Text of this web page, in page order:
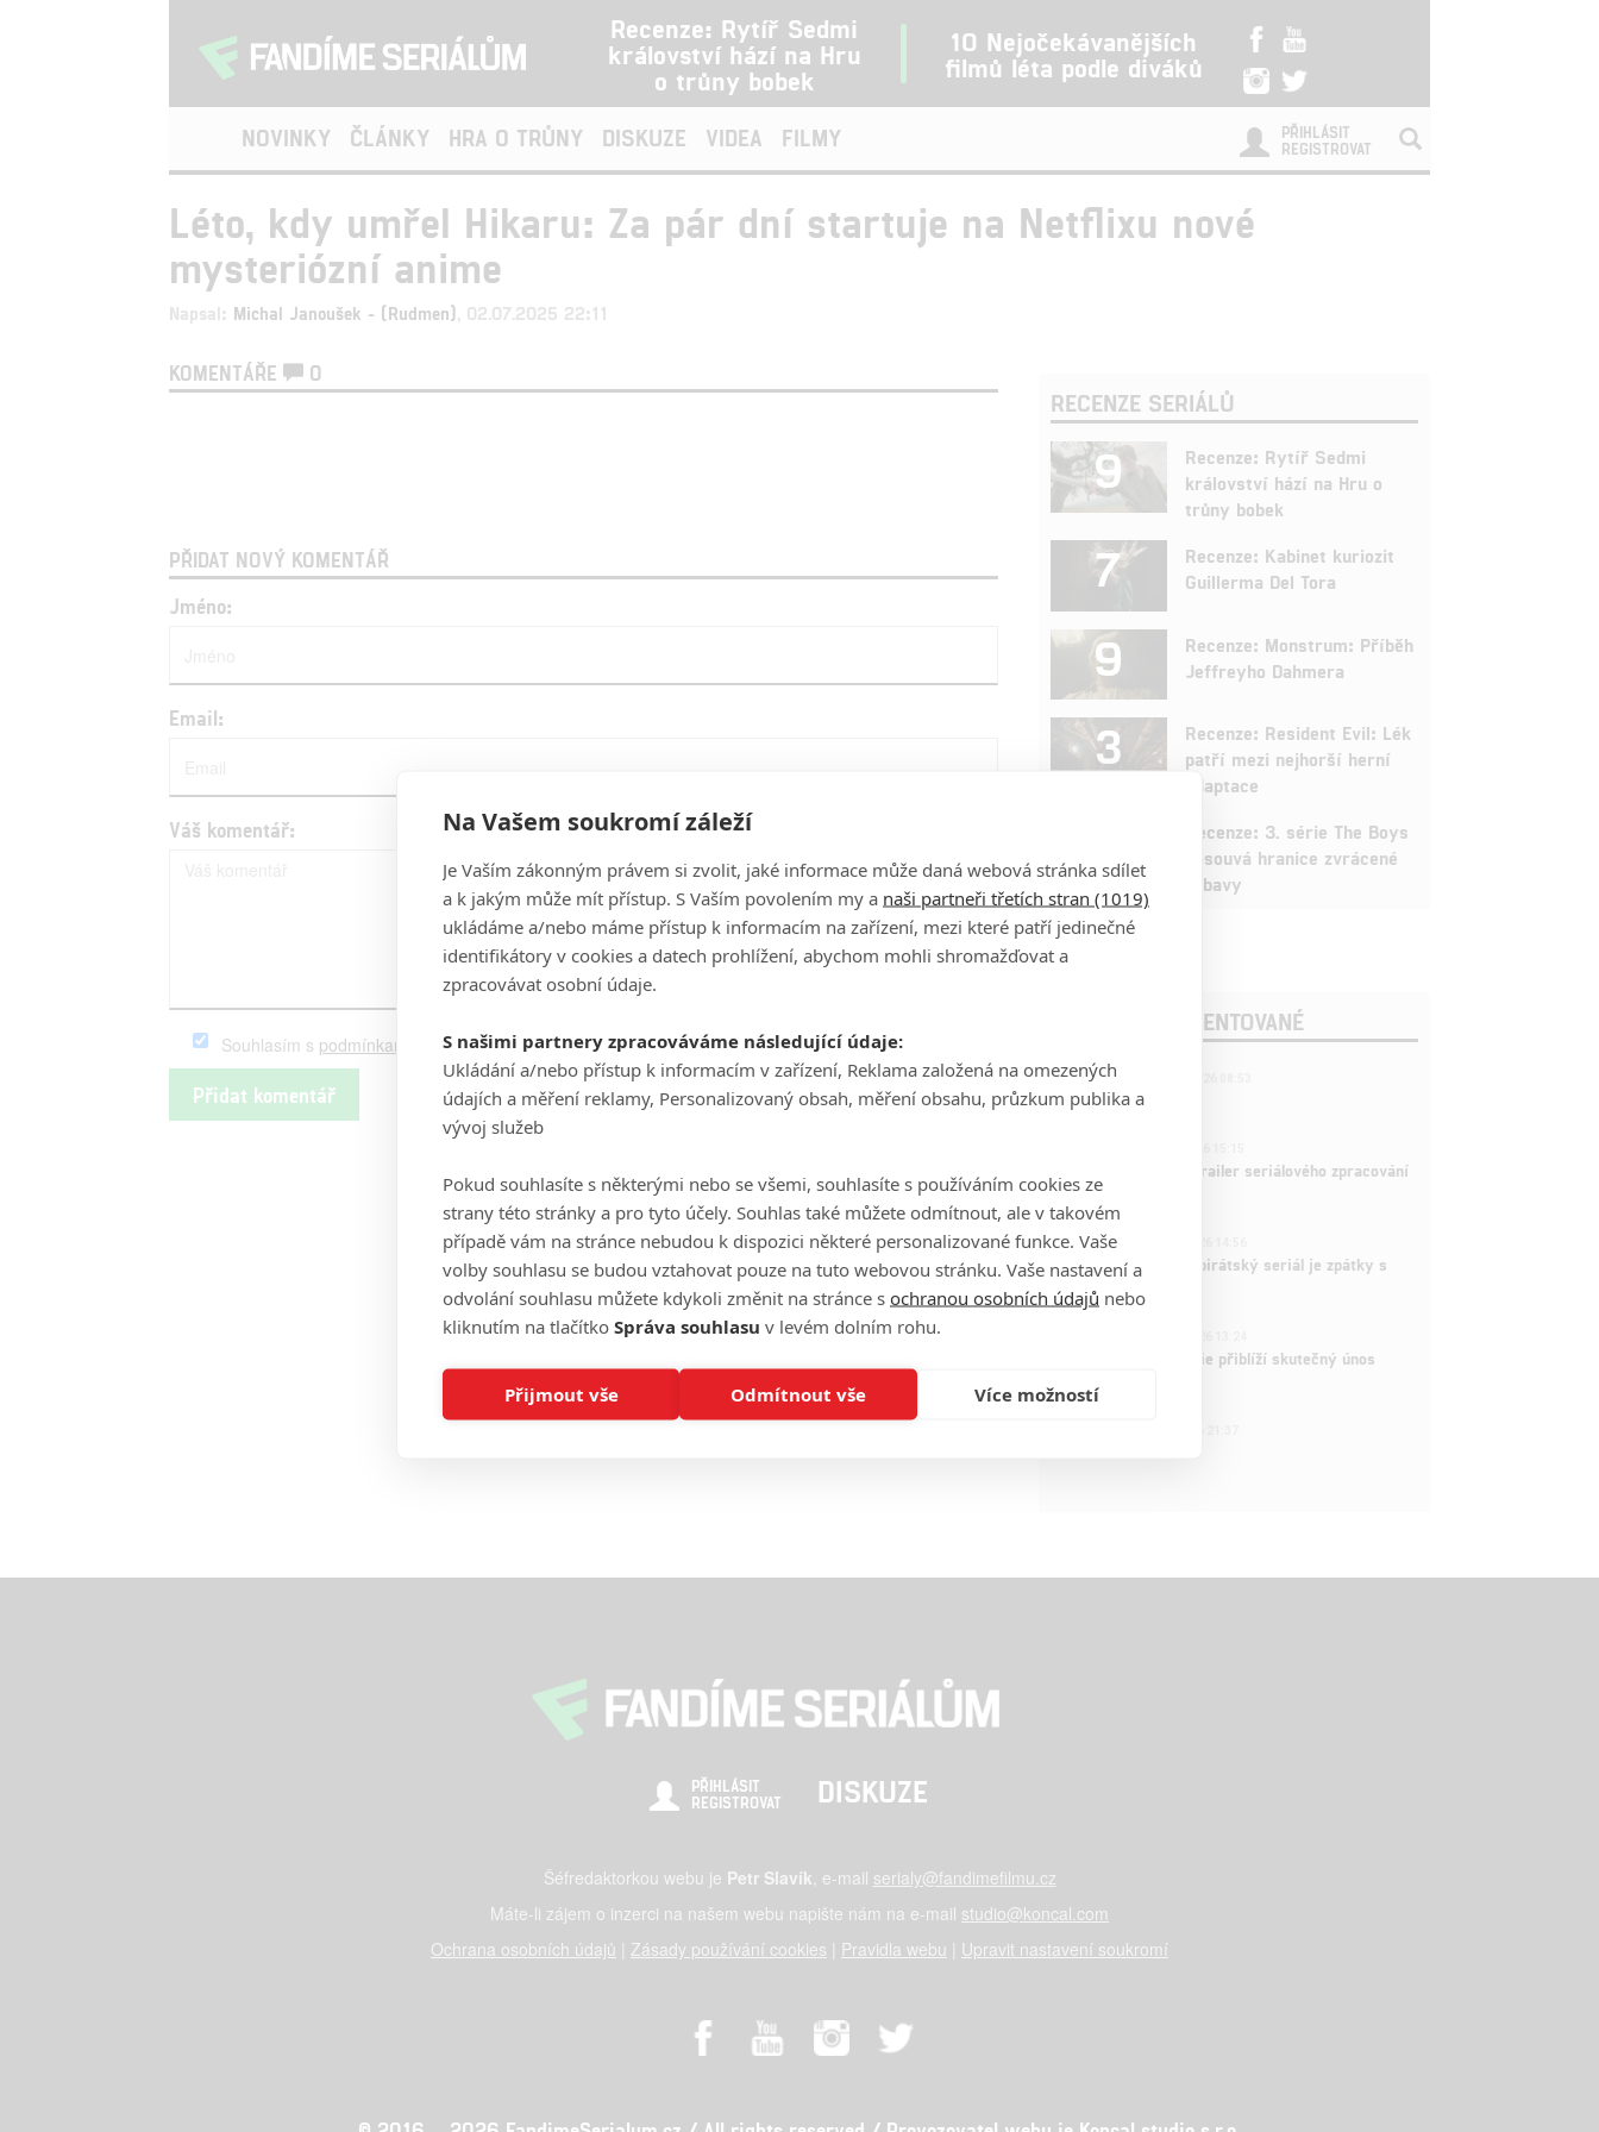
Recenze: Rytíř Sedmi
království hází na Hru
o trůny bobek
10 Nejočekávanějších
filmů léta podle diváků
NOVINKY ČLÁNKY HRA O TRŮNY DISKUZE VIDEA FILMY
PŘIHLÁSIT
REGISTROVAT
Léto, kdy umřel Hikaru: Za pár dní startuje na Netflixu nové
mysteriózní anime
Napsal: Michal Janoušek - (Rudmen) , 02.07.2025 22:11
KOMENTÁŘE 0
PŘIDAT NOVÝ KOMENTÁŘ
Jméno:
Email:
Váš komentář:
Souhlasím s podmínkami serveru FandimeFilmu.cz
RECENZE SERIÁLŮ
9
Recenze: Rytíř Sedmi
království hází na Hru o
trůny bobek
7
Recenze: Kabinet kuriozit
Guillerma Del Tora
9
Recenze: Monstrum: Příběh
Jeffreyho Dahmera
3
Recenze: Resident Evil: Lék
patří mezi nejhorší herní
adaptace
Recenze: 3. série The Boys
posouvá hranice zvrácené
zábavy
POSLEDNÍ KOMENTOVANÉ
221
拆彈專家
Harry Potter: První trailer seriálového zpracování
je venku
3ČLÁNEK | 15.03.2026 14:56
One Piece: Oblíbený pirátský seriál je zpátky s
novými epizodami
Nová dramatická série přiblíží skutečný únos
PŘIHLÁSIT
REGISTROVAT
DISKUZE
Šéfredaktorkou webu je Petr Slavík, e-mail serialy@fandimefilmu.cz
Máte-li zájem o inzerci na našem webu napište nám na e-mail studio@koncal.com
Ochrana osobních údajů
Zásady používání cookies Pravidla webu Upravit nastavení soukromí
Na Vašem soukromí záleží
Je Vaším zákonným právem si zvolit, jaké informace může daná webová stránka sdílet
a k jakým může mít přístup. S Vaším povolením my a naši partneři třetích stran (1019)
ukládáme a/nebo máme přístup k informacím na zařízení, mezi které patří jedinečné
identifikátory v cookies a datech prohlížení, abychom mohli shromažďovat a
zpracovávat osobní údaje.
S našimi partnery zpracováváme následující údaje:
Ukládání a/nebo přístup k informacím v zařízení, Reklama založená na omezených
údajích a měření reklamy, Personalizovaný obsah, měření obsahu, průzkum publika a
vývoj služeb
Pokud souhlasíte s některými nebo se všemi, souhlasíte s používáním cookies ze
strany této stránky a pro tyto účely. Souhlas také můžete odmítnout, ale v takovém
případě vám na stránce nebudou k dispozici některé personalizované funkce. Vaše
volby souhlasu se budou vztahovat pouze na tuto webovou stránku. Vaše nastavení a
odvolání souhlasu můžete kdykoli změnit na stránce s ochranou osobních údajů nebo
kliknutím na tlačítko Správa souhlasu v levém dolním rohu.
Přijmout vše Odmítnout vše Více možností